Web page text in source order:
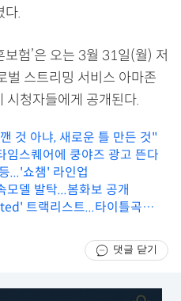
다.
험’은 오는 3월 31일(월) 저
벌 스트리밍 서비스 아마존
시청자들에게 공개된다.
것 아냐, 새로운 틀 만든 것"
임스퀘어에 쿵야즈 광고 뜬다
...'쇼챔' 라인업
모델 발탁...봄화보 공개
트랙리스트...타이틀곡
댓글 닫기